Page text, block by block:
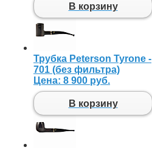
В корзину
Трубка Peterson Tyrone -
701 (без фильтра)
Цена: 8 900 руб.
В корзину